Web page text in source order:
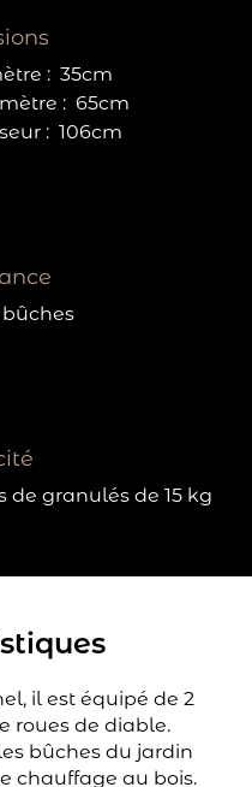
: 35cm
: 65cm
: 106cm
de granulés de 15 kg
il est équipé de 2
roues de diable.
bûches du jardin
chauffage au bois.